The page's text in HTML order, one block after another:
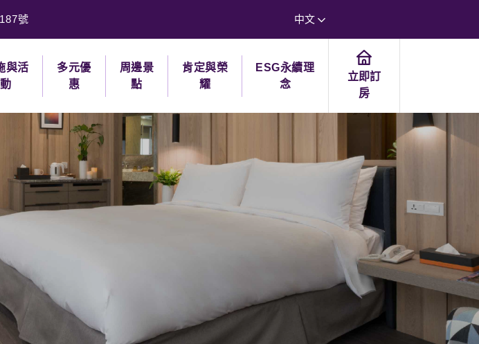
號 中文
與活
動
多元優
惠
周邊景
點
肯定與榮
耀
ESG永續理
念
立即訂
房